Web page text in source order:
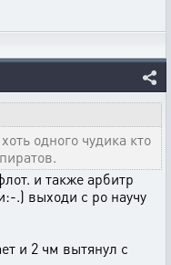
одного чудика кто
и также арбитр
.) выходи с ро научу
и 2 чм вытянул с